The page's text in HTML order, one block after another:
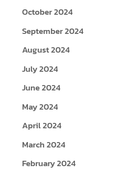
October 2024
September 2024
August 2024
July 2024
June 2024
May 2024
April 2024
March 2024
February 2024